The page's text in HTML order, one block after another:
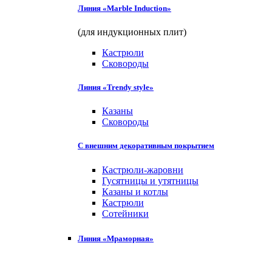
Линия «Marble Induction»
(для индукционных плит)
Кастрюли
Сковороды
Линия «Trendy style»
Казаны
Сковороды
С внешним декоративным покрытием
Кастрюли-жаровни
Гусятницы и утятницы
Казаны и котлы
Кастрюли
Сотейники
Линия «Мраморная»